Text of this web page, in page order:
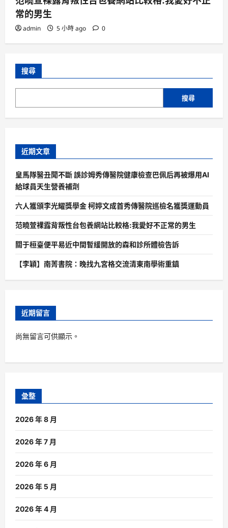
常的男生
admin 5 小時 ago 0
搜尋
搜尋
近期文章
皇馬隊醫丑聞不斷 誤診姆秀傳醫院健康檢查巴佩后再被爆用AI
給球員天生營養補劑
六人獲頒李光耀獎學金 柯婷文成首秀傳醫院巡檢名獲獎運動員
范曉萱裸露背叛性台包養網站比較格:我愛好不正常的男生
關于桓臺便平易近中間暫緩開放的森和診所體檢告訴
【李穎】南菁書院：晚找九宮格交流清東南學術重鎮
近期留言
尚無留言可供顯示。
彙整
2026 年 8 月
2026 年 7 月
2026 年 6 月
2026 年 5 月
2026 年 4 月